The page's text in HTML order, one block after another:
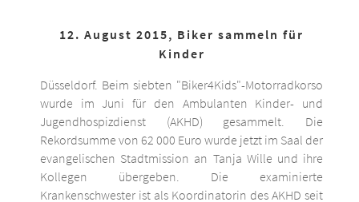
12. August 2015, Biker sammeln für
Kinder
Düsseldorf. Beim siebten "Biker4Kids"-Motorradkorso
wurde im Juni für den Ambulanten Kinder- und
Jugendhospizdienst (AKHD) gesammelt. Die
Rekordsumme von 62 000 Euro wurde jetzt im Saal der
evangelischen Stadtmission an Tanja Wille und ihre
Kollegen übergeben. Die examinierte
Krankenschwester ist als Koordinatorin des AKHD seit